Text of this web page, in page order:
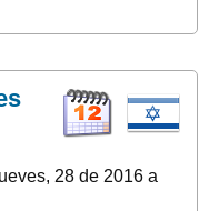
28 de 2016 a